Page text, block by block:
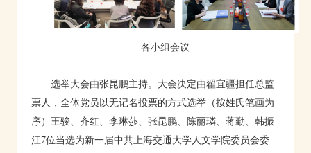
各小组会议
选举大会由张昆鹏主持。大会决定由翟宜疆担任总监
票人，全体党员以无记名投票的方式选举（按姓氏笔画为
序）王骏、齐红、李琳莎、张昆鹏、陈丽璘、蒋勤、韩振
江7位当选为新一届中共上海交通大学人文学院委员会委